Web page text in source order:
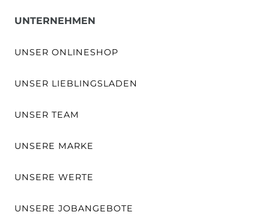
UNTERNEHMEN
UNSER ONLINESHOP
UNSER LIEBLINGSLADEN
UNSER TEAM
UNSERE MARKE
UNSERE WERTE
UNSERE JOBANGEBOTE